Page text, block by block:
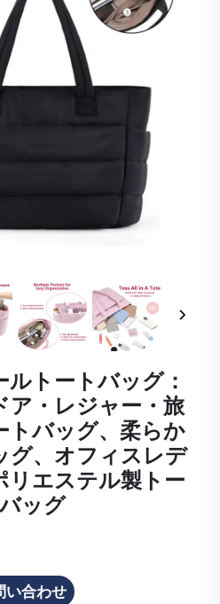
トートバッグ：
ア・レジャー・旅
トバッグ、柔らか
グ、オフィスレデ
リエステル製トー
ッグ
い合わせ